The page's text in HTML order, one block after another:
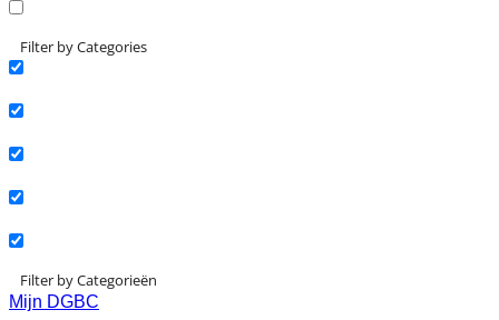
Filter by Categories
Filter by Categorieën
Mijn DGBC